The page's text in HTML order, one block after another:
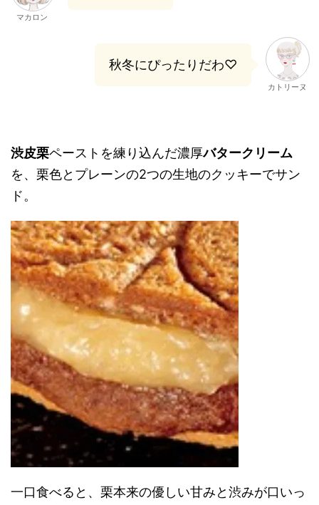
マカロン
秋冬にぴったりだわ♡
カトリーヌ
渋皮栗ペーストを練り込んだ濃厚バタークリーム
を、栗色とプレーンの2つの生地のクッキーでサン
ド。
一口食べると、栗本来の優しい甘みと渋みが口いっ